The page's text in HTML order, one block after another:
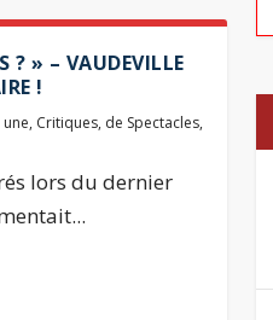
? » – VAUDEVILLE
!
une, Critiques, de Spectacles,
lors du dernier